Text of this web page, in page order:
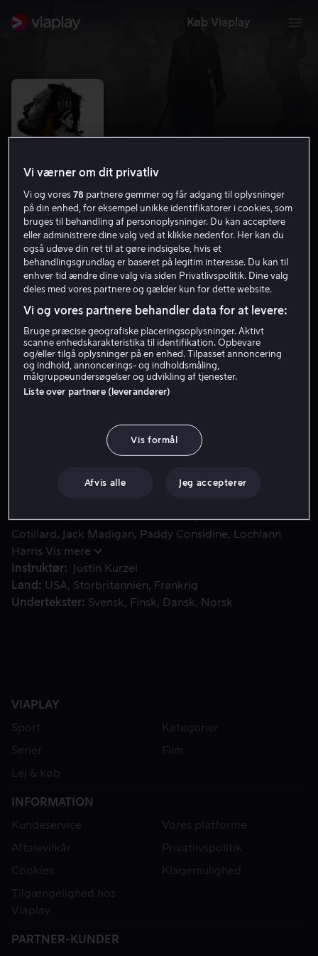
Køb Viaplay
Macbeth
6.6 Drama 2015 1 t. 48 min
15 år
HD
Lej 49 kr
Køb 109 kr
Macbeth er på vej hjem fra et blodigt slag, da han
Macbeth er på vej hjem fra et blodigt slag, da han
møder tre hekse, der forudser, at han vil blive konge. Da
ægteparret at tørste efter magt.
Medvirkende Michael Fassbender Marion
Cotillard
Jack Madigan Paddy Considine
Lochlann
Harris Vis mere
Instruktør
Justin Kurzel
Land
USA Storbritannien
Frankrig
Undertekster
Svensk Finsk Dansk Norsk
VIAPLAY
Sport
Kategorier
Serier
Film
Lej & køb
INFORMATION
Kundeservice
Vores platforme
Aftalevilkår
Privatlivspolitik
Cookies
Klagemulighed
Tilgængelighed hos
Viaplay
PARTNER-KUNDER
Vi værner om dit privatliv
Vi og vores78 partnere gemmer og får adgang til oplysninger
på din enhed, for eksempel unikke identifikatorer i cookies, som
bruges til behandling af personoplysninger. Du kan acceptere
eller administrere dine valg ved at klikke nedenfor. Her kan du
også udøve din ret til at gøre indsigelse, hvis et
behandlingsgrundlag er baseret på legitim interesse. Du kan til
enhver tid ændre dine valg via siden Privatlivspolitik. Dine valg
deles med vores partnere og gælder kun for dette website.
Vi og vores partnere behandler data for at levere:
Bruge præcise geografiske placeringsoplysninger. Aktivt
scanne enhedskarakteristika til identifikation. Opbevare
og/eller tilgå oplysninger på en enhed. Tilpasset annoncering
og indhold, annoncerings- og indholdsmåling,
målgruppeundersøgelser og udvikling af tjenester.
Liste over partnere (leverandører)
Vis formål
Afvis alle Jeg accepterer